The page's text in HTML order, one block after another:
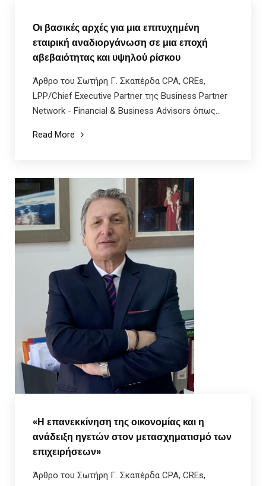
Οι βασικές αρχές για μια επιτυχημένη
εταιρική αναδιοργάνωση σε μια εποχή
αβεβαιότητας και υψηλού ρίσκου
Άρθρο του Σωτήρη Γ. Σκαπέρδα CPA, CREs,
LPP/Chief Executive Partner της Business Partner
Network - Financial & Business Advisors όπως...
Read More
«Η επανεκκίνηση της οικονομίας και η
ανάδειξη ηγετών στον μετασχηματισμό των
επιχειρήσεων»
Άρθρο του Σωτήρη Γ. Σκαπέρδα CPA, CREs,